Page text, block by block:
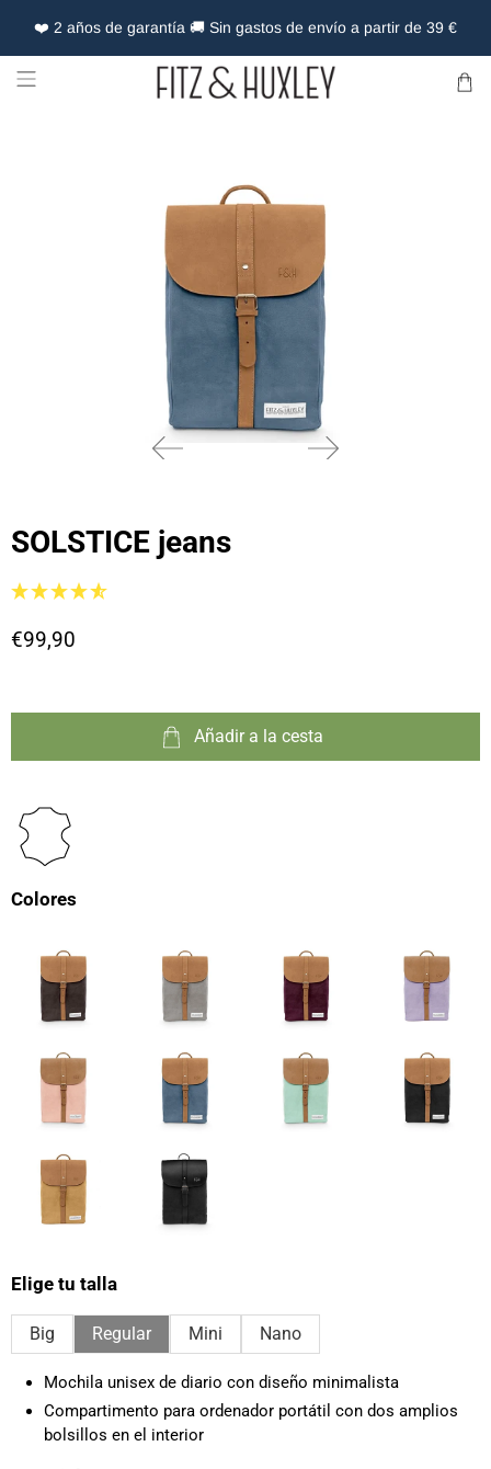
❤️ 2 años de garantía 🚚 Sin gastos de envío a partir de 39 €
SOLSTICE jeans
€99,90
Añadir a la cesta
Colores
Elige tu talla
Big Regular Mini Nano
Mochila unisex de diario con diseño minimalista
Compartimento para ordenador portátil con dos amplios
bolsillos en el interior